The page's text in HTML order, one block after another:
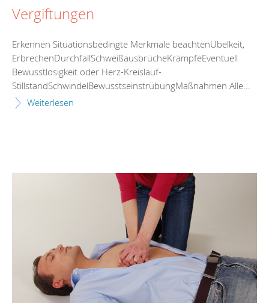
Vergiftungen
Erkennen Situationsbedingte Merkmale beachtenÜbelkeit,
ErbrechenDurchfallSchweißausbrücheKrämpfeEventuell
Bewusstlosigkeit oder Herz-Kreislauf-
StillstandSchwindelBewusstseinstrübungMaßnahmen Alle...
Weiterlesen